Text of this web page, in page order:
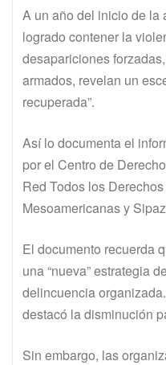
A un año del inicio de la
logrado contener la
desapariciones
armados, revelan un
recuperada”.
Así lo documenta el
por el Centro de
Red Todos los
Mesoamericanas y
El documento recuerda
una “nueva” estrategia
delincuencia
destacó la disminución
Sin embargo, las